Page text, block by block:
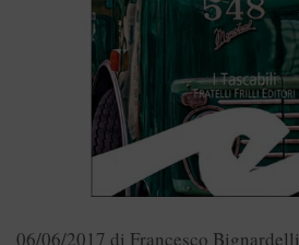
06/06/2017 di Francesco Bignardelli